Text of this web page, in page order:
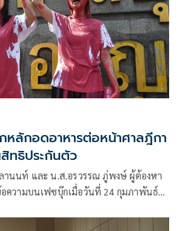
ลักอดอาหารต่อหน้าศาลฎีกา
ทธิประกันตัว
นนท์ และ น.ส.อรวรรณ ภู่พงษ์ ผู้ต้องหา
ความบนเฟซบุ๊กเมื่อวันที่ 24 กุมภาพันธ์ที่